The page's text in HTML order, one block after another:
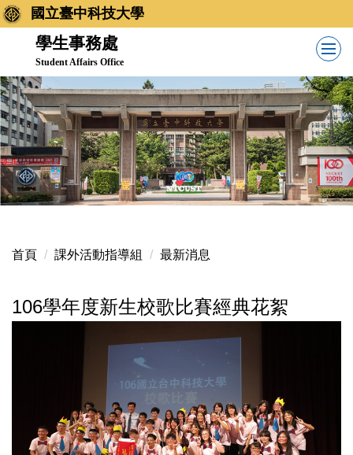
跳
到
內
容
區
國立臺中科技大學
學生事務處
Student Affairs Office
首頁 課外活動指導組 最新消息
106學年度新生校歌比賽經典花絮